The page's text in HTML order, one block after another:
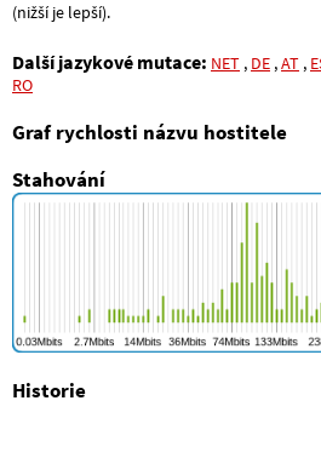
(nižší je lepší).
Další jazykové mutace: NET , DE ,AT ,
RO
Graf rychlosti názvu hostitele
Stahování
Historie